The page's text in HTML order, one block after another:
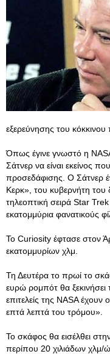
εξερεύνησης του κόκκινου
Όπως έγινε γνωστό η
Σάτνερ να είναι εκείνος
προσεδάφισης. Ο Σάτνερ
Κερκ», του κυβερνήτη
τηλεοπτική σειρά Star
εκατομμύρια φανατικούς
To Curiosity έφτασε στον
εκατομμυρίων χλμ.
Τη Δευτέρα το πρωί το
ευρώ ρομπότ θα ξεκινήσει
επιτελείς της NASA έχουν
επτά λεπτά του τρόμου».
Το σκάφος θα εισέλθει
περίπου 20 χιλιάδων